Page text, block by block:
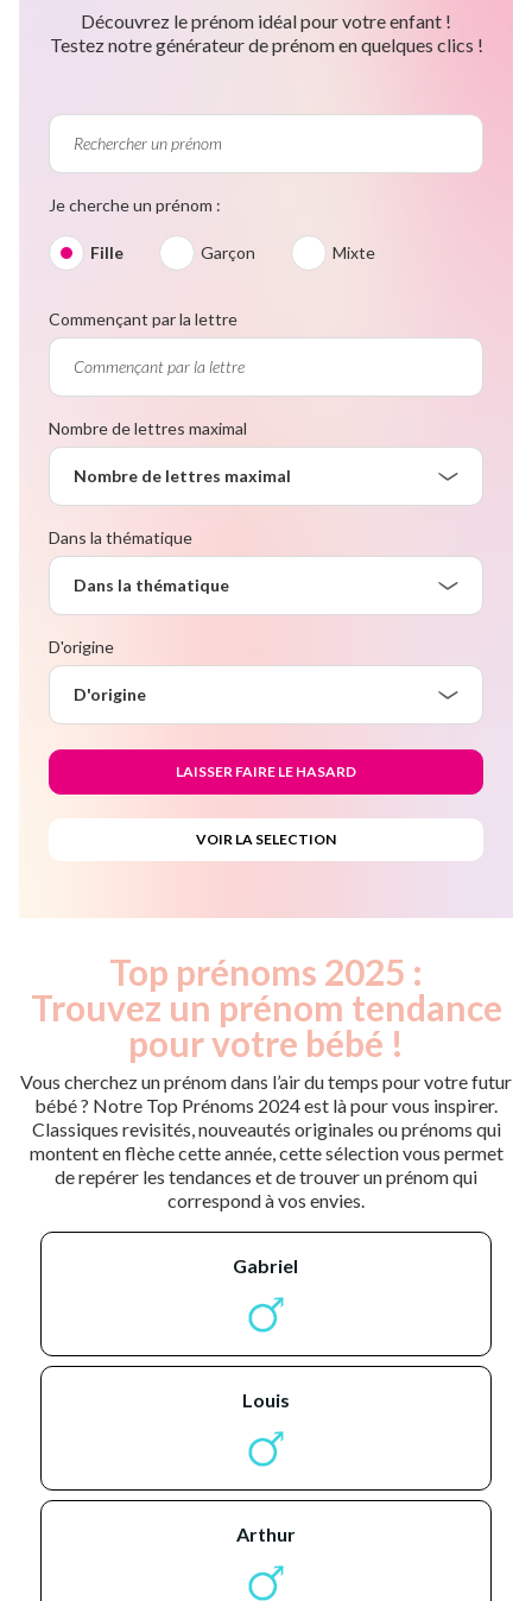
Découvrez le prénom idéal pour votre enfant !
Testez notre générateur de prénom en quelques clics !
Je cherche un prénom :
Fille Garçon Mixte
Commençant par la lettre
Nombre de lettres maximal
Nombre de lettres maximal
Dans la thématique
Dans la thématique
D'origine
D'origine
Top prénoms 2025 :
Trouvez un prénom tendance
pour votre bébé !
Vous cherchez un prénom dans l’air du temps pour votre futur
bébé ? Notre Top Prénoms 2024 est là pour vous inspirer.
Classiques revisités, nouveautés originales ou prénoms qui
montent en flèche cette année, cette sélection vous permet
de repérer les tendances et de trouver un prénom qui
correspond à vos envies.
gabriel
louis
arthur